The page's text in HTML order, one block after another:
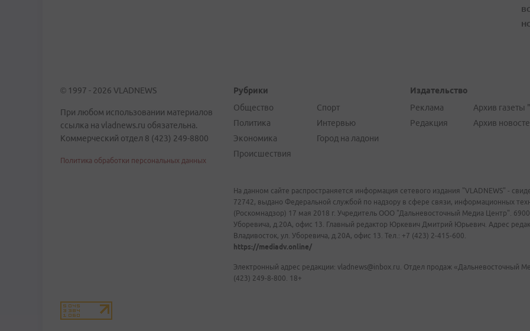
© 1997 - 2026 VLADNEWS
При любом использовании материалов
ссылка на vladnews.ru обязательна.
Коммерческий отдел 8 (423) 249-8800
Политика обработки персональных данных
Рубрики
Общество
Политика
Экономика
Происшествия
Спорт
Интервью
Город на ладони
Издательство
Реклама
Редакция
Архив газеты
Архив
На данном сайте распространяется информация сетевого издания "VLADNEWS" -
72742, выдано Федеральной службой по надзору в сфере связи, информационных
(Роскомнадзор) 17 мая 2018 г. Учредитель ООО "Дальневосточный Медиа Центр".
Уборевича, д.20А, офис 13. Главный редактор Юркевич Дмитрий Юрьевич. Адрес
Владивосток, ул. Уборевича, д.20А, офис 13. Тел.: +7 (423) 2-415-600.
https://mediadv.online/
Электронный адрес редакции: vladnews@inbox.ru. Отдел продаж «Дальневосточный
(423) 249-8-800. 18+